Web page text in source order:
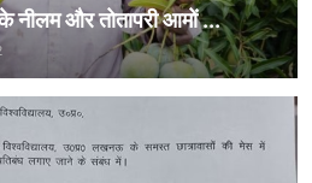
नीलम और तोतापरी आमों ...